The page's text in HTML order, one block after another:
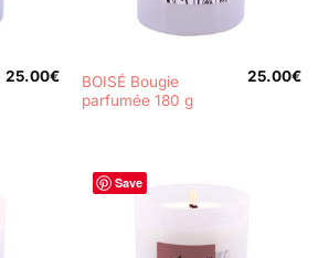
25.00€
BOISÉ Bougie
parfumée 180 g
25.00€
Save